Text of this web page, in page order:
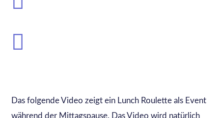
Das folgende Video zeigt ein Lunch Roulette als Event
während der Mittagspause. Das Video wird natürlich